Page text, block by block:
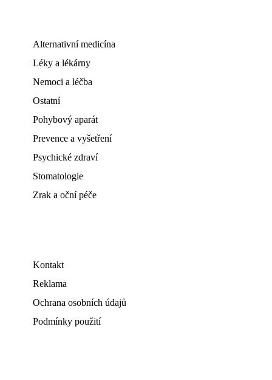
Alternativní medicína
Léky a lékárny
Nemoci a léčba
Ostatní
Pohybový aparát
Prevence a vyšetření
Psychické zdraví
Stomatologie
Zrak a oční péče
Kontakt
Reklama
Ochrana osobních údajů
Podmínky použití